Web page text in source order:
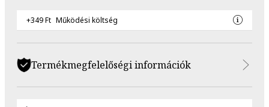
+349 Ft Működési költség
Termékmegfelelőségi információk